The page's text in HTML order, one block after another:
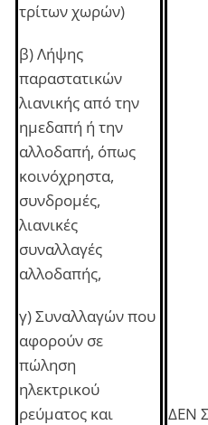
τρίτων χωρών)
β) Λήψης
παραστατικών
λιανικής από την
ημεδαπή ή την
αλλοδαπή, όπως
κοινόχρηστα,
συνδρομές,
λιανικές
συναλλαγές
αλλοδαπής,
γ) Συναλλαγών που
αφορούν σε
πώληση
ηλεκτρικού
ρεύματος και
ΔΕΝ